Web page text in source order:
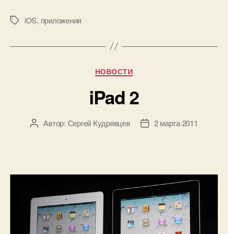
МеткиiOS, приложения
Рубрики
НОВОСТИ
iPad 2
АвторАвтор: Сергей Кудрявцев
Дата2 марта 2011